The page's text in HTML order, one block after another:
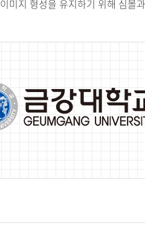
미지 형성을 유지하기 위해 심